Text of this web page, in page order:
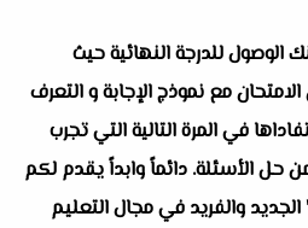
الوصول للدرجة النهائية حيث
مع نموذج الإجابة و التعرف
في المرة التالية التي تجرب
حل الأسئلة. دائماً وابداً يقدم لكم
الجديد والفريد في مجال التعليم